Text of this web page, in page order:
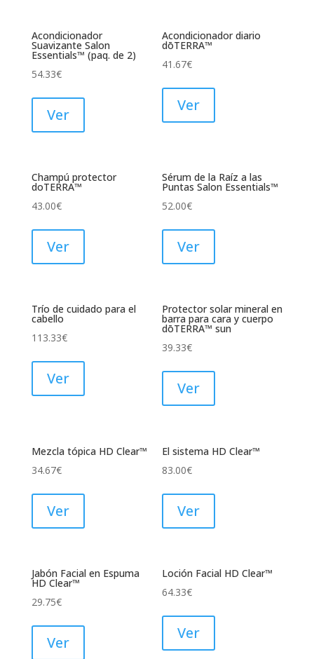
Acondicionador
Suavizante Salon
Essentials™ (paq. de 2)
54.33€
Ver
Acondicionador diario
dōTERRA™
41.67€
Ver
Champú protector
doTERRA™
43.00€
Ver
Sérum de la Raíz a las
Puntas Salon Essentials™
52.00€
Ver
Trío de cuidado para el
cabello
113.33€
Ver
Protector solar mineral en
barra para cara y cuerpo
dōTERRA™ sun
39.33€
Ver
Mezcla tópica HD Clear™
34.67€
Ver
El sistema HD Clear™
83.00€
Ver
Jabón Facial en Espuma
HD Clear™
29.75€
Ver
Loción Facial HD Clear™
64.33€
Ver